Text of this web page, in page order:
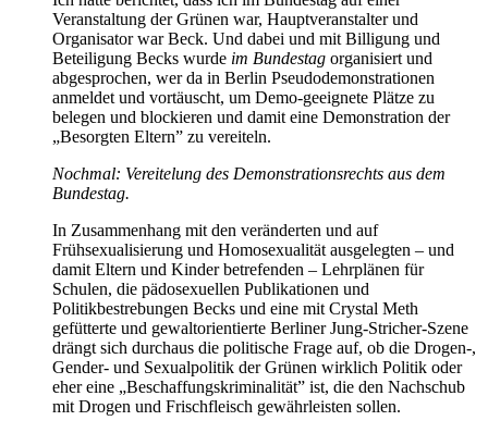
Veranstaltung der Grünen war, Hauptveranstalter und
Organisator war Beck. Und dabei und mit Billigung und
Beteiligung Becks wurde im Bundestag organisiert und
abgesprochen, wer da in Berlin Pseudodemonstrationen
anmeldet und vortäuscht, um Demo-geeignete Plätze zu
belegen und blockieren und damit eine Demonstration der
„Besorgten Eltern” zu vereiteln.
Nochmal: Vereitelung des Demonstrationsrechts aus dem
Bundestag.
In Zusammenhang mit den veränderten und auf
Frühsexualisierung und Homosexualität ausgelegten – und
damit Eltern und Kinder betrefenden – Lehrplänen für
Schulen, die pädosexuellen Publikationen und
Politikbestrebungen Becks und eine mit Crystal Meth
gefütterte und gewaltorientierte Berliner Jung-Stricher-Szene
drängt sich durchaus die politische Frage auf, ob die Drogen-,
Gender- und Sexualpolitik der Grünen wirklich Politik oder
eher eine „Beschaffungskriminalität” ist, die den Nachschub
mit Drogen und Frischfleisch gewährleisten sollen.